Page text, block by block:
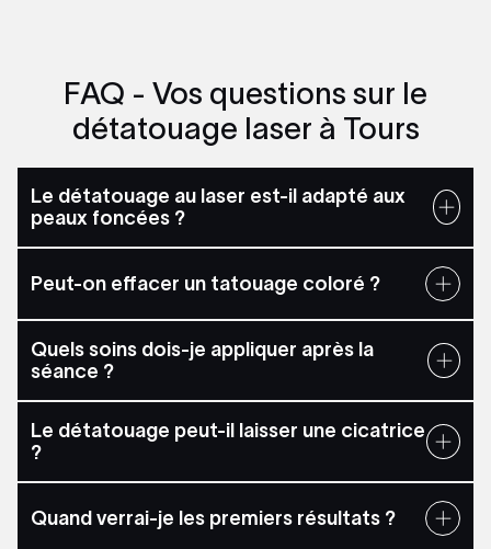
FAQ - Vos questions sur le
détatouage laser à Tours
Le détatouage au laser est-il adapté aux
peaux foncées ?
Peut-on effacer un tatouage coloré ?
Quels soins dois-je appliquer après la
séance ?
Le détatouage peut-il laisser une cicatrice
?
Quand verrai-je les premiers résultats ?